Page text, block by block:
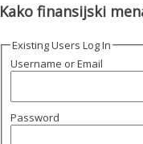
Kako finansijski
Existing Users Log In
Username or Email
Password